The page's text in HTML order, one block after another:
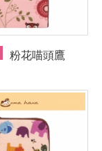
粉花喵頭鷹